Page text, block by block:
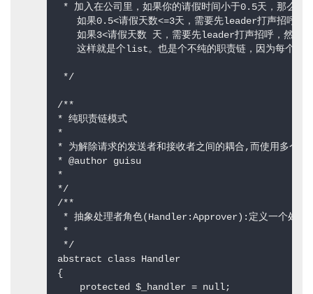
* 加入在公司里，如果你的请假时间小于0.5天，那么
如果0.5<请假天数<=3天，需要先leader打声招呼，
如果3<请假天数 天，需要先leader打声招呼，然后
这样就是个list。也是个不纯的职责链，因为每个对象
*/
/**
* 纯职责链模式
*
* 为解除请求的发送者和接收者之间的耦合,而使用多个
* @author guisu
*
*/
/**
* 抽象处理者角色(Handler:Approver):定义一个处理
*
*/
abstract class Handler
{
protected $_handler = null;